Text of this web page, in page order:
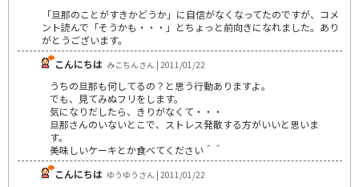
「旦那のことがすきかどうか」に自信がなくなってたのですが、コメ
ント読んで「そうかも・・・」とちょっと前向きになれました。あり
がとうございます。
こんにちは みこちんさん | 2011/01/22
うちの旦那も何してるの？と思う行動ありますよ。
でも、見てみぬフリをします。
気になりだしたら、きりがなくて・・・
旦那さんのいないとこで、ストレス発散する方がいいと思いま
す。
美味しいケーキとか食べてください＾＾
こんにちは ゆうゆうさん | 2011/01/22